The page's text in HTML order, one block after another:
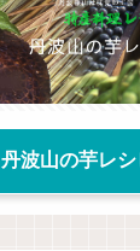
丹波山の芋レ